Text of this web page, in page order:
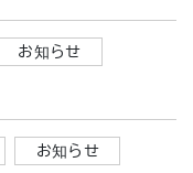
お知らせ
お知らせ